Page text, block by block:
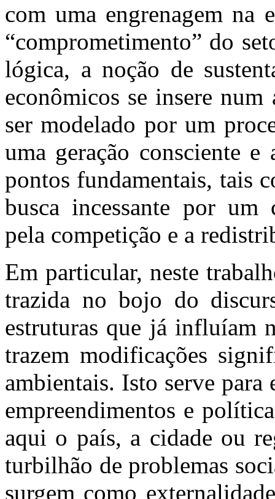
com uma engrenagem na
“comprometimento” do
lógica, a noção de
econômicos se insere
ser modelado por um
uma geração consciente e
pontos fundamentais, tais
busca incessante por um
pela competição e a
Em particular, neste
trazida no bojo do
estruturas que já influíam
trazem modificações
ambientais. Isto serve para
empreendimentos e
aqui o país, a cidade ou
turbilhão de problemas
surgem como